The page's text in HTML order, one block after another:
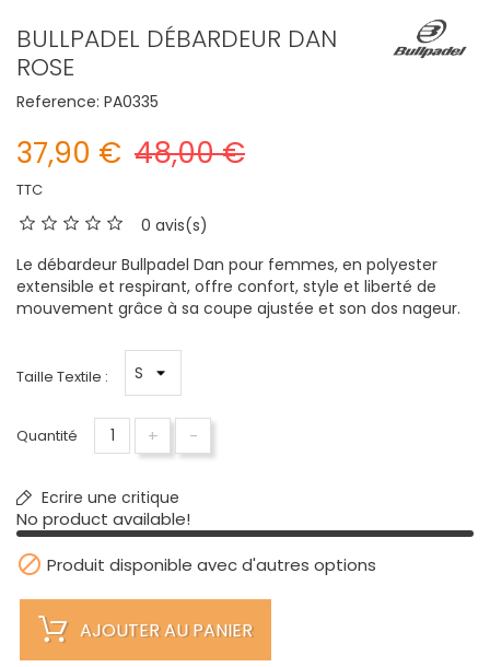
BULLPADEL DÉBARDEUR DAN
ROSE
Reference: PA0335
37,90 € 48,00 €
TTC
0 avis(s)
Le débardeur Bullpadel Dan pour femmes, en polyester
extensible et respirant, offre confort, style et liberté de
mouvement grâce à sa coupe ajustée et son dos nageur.
Taille Textile :
Quantité + -
Ecrire une critique
No product available!
 Produit disponible avec d'autres options
AJOUTER AU PANIER